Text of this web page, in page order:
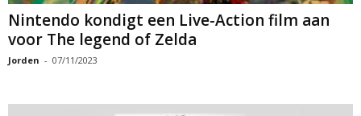
Nintendo kondigt een Live-Action film aan
voor The legend of Zelda
Jorden - 07/11/2023